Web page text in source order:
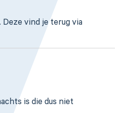
vind je terug via
is die dus niet